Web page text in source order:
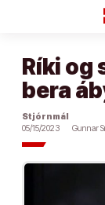
Ríki og
bera
Stjórnmál
05/15/2023
Gunnar